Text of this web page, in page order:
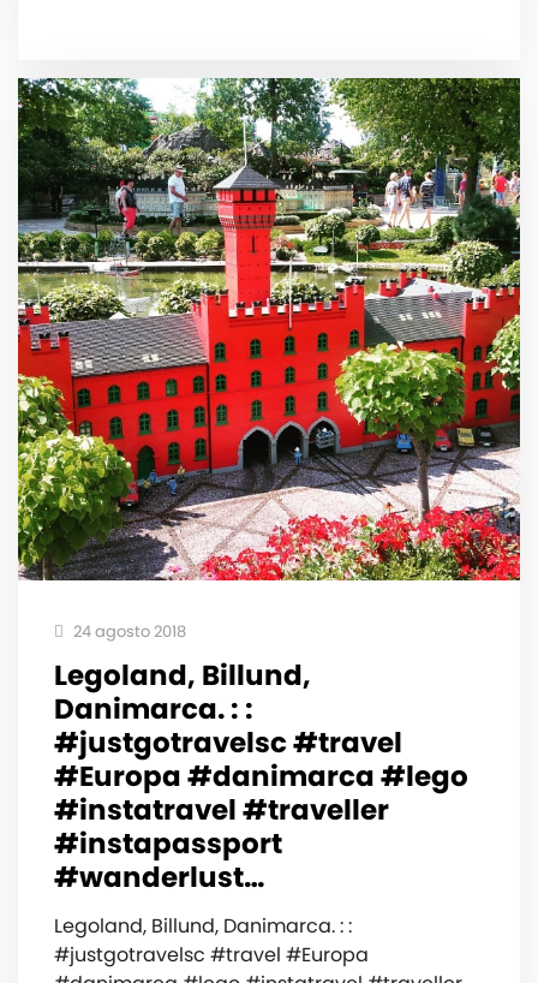
24 agosto 2018
Legoland, Billund,
Danimarca. : :
#justgotravelsc #travel
#Europa #danimarca #lego
#instatravel #traveller
#instapassport
#wanderlust…
Legoland, Billund, Danimarca. : :
#justgotravelsc #travel #Europa